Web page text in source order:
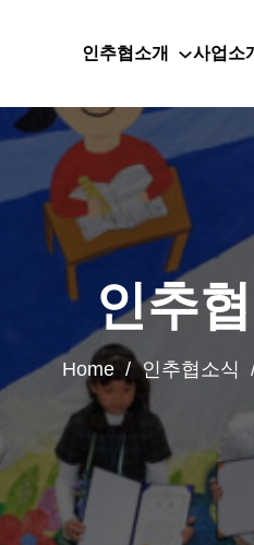
인추협소개 사업소
인추
Home / 인추협소식